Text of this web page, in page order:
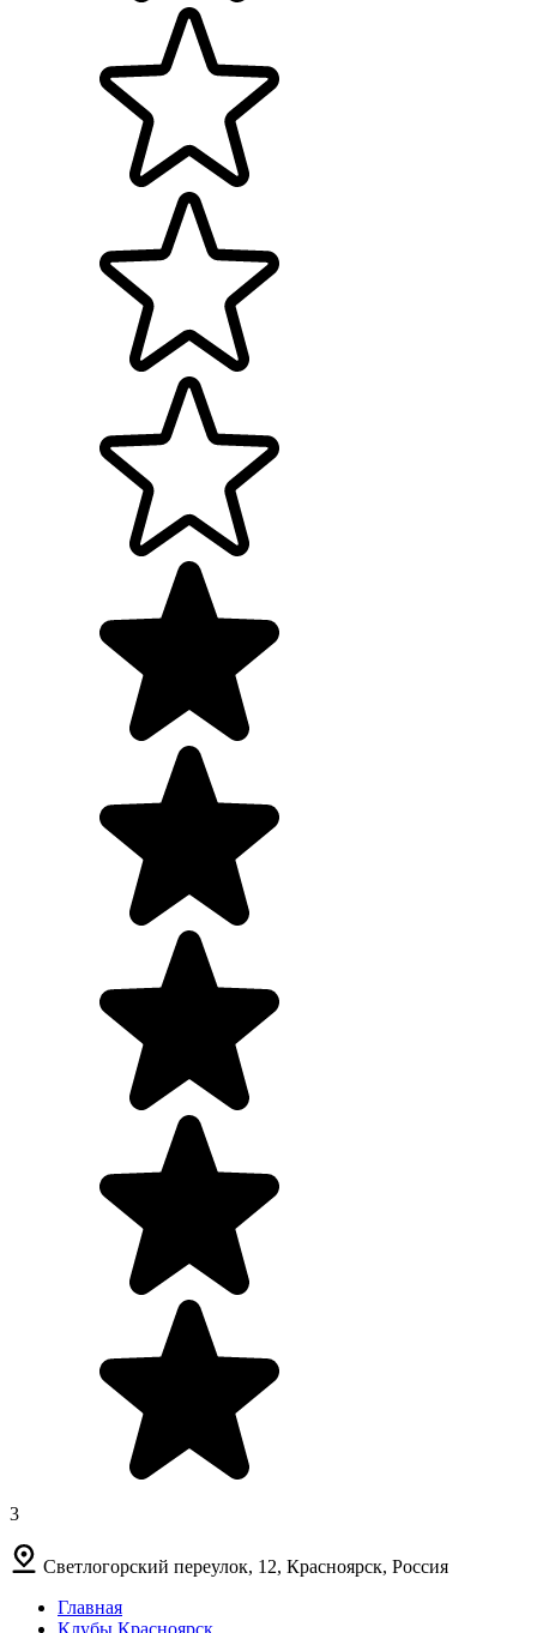
3
Светлогорский переулок, 12, Красноярск, Россия
Главная
Клубы Красноярск